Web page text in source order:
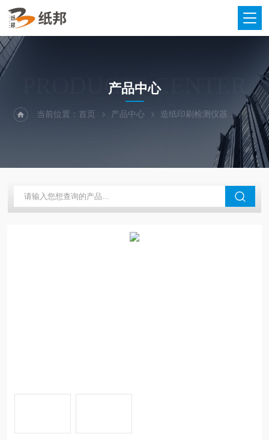
PRODUCTS CENTER
产品中心
当前位置：首页 产品中心 造纸印刷检测仪器 立式